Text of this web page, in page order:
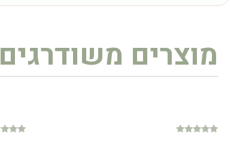
מוצרים משודרגים